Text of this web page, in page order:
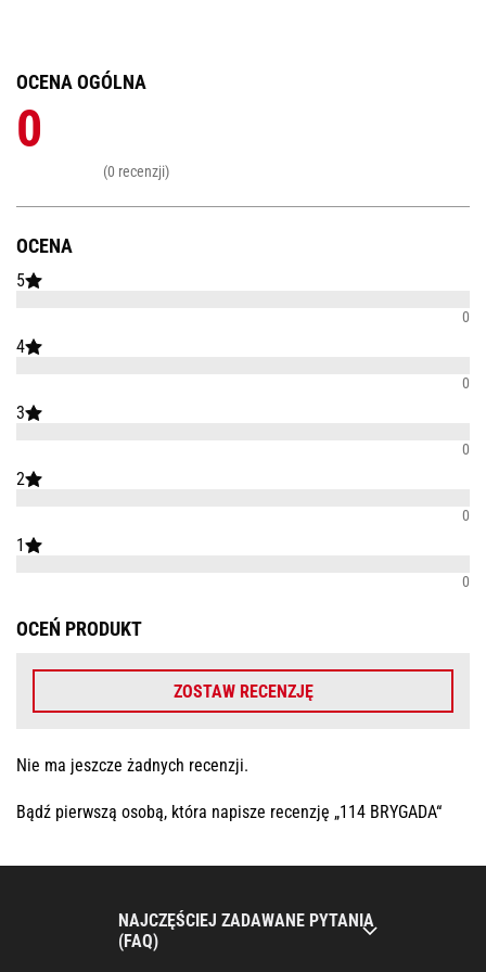
OCENA
5
0
4
0
3
0
2
0
1
0
OCENA OGÓLNA
0
(0 recenzji)
OCEŃ PRODUKT
ZOSTAW RECENZJĘ
Nie ma jeszcze żadnych recenzji.
Bądź pierwszą osobą, która napisze recenzję „114 BRYGADA“
NAJCZĘŚCIEJ ZADAWANE PYTANIA
(FAQ)